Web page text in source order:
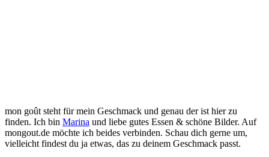
mon goût steht für mein Geschmack und genau der ist hier zu
finden. Ich bin Marina und liebe gutes Essen & schöne Bilder. Auf
mongout.de möchte ich beides verbinden. Schau dich gerne um,
vielleicht findest du ja etwas, das zu deinem Geschmack passt.